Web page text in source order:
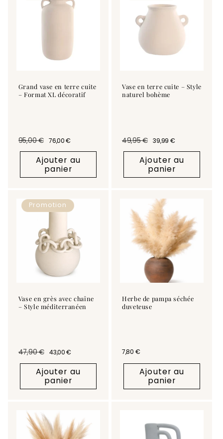
Grand vase en terre cuite
– Format XL décoratif
Prix habituel
95,00 €
Prix promotionnel
76,00 €
Ajouter au
panier
Vase en terre cuite – Style
naturel bohème
Prix habituel
49,95 €
Prix promotionnel
39,99 €
Ajouter au
panier
Promotion
Vase en grès avec chaîne
– Style méditerranéen
Prix habituel
47,90 €
Prix promotionnel
43,00 €
Ajouter au
panier
Herbe de pampa séchée
duveteuse
Prix habituel
7,80 €
Ajouter au
panier